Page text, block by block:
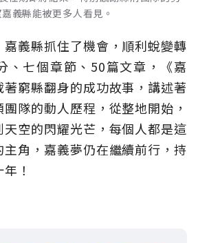
義縣能被更多人看見。
義縣抓住了機會，順利蛻變轉
、七個章節、50篇文章，《嘉
窮縣翻身的成功故事，講述著
隊的動人歷程，從整地開始，
空的閃耀光芒，每個人都是這
角，嘉義夢仍在繼續前行，持
！